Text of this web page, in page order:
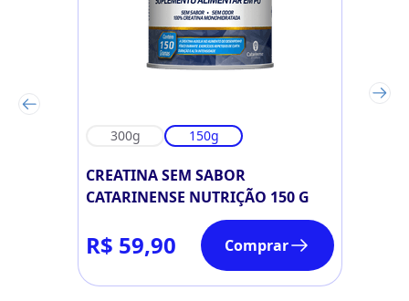
300g 150g
CREATINA SEM SABOR
CATARINENSE NUTRIÇÃO 150 G
R$ 59,90 Comprar